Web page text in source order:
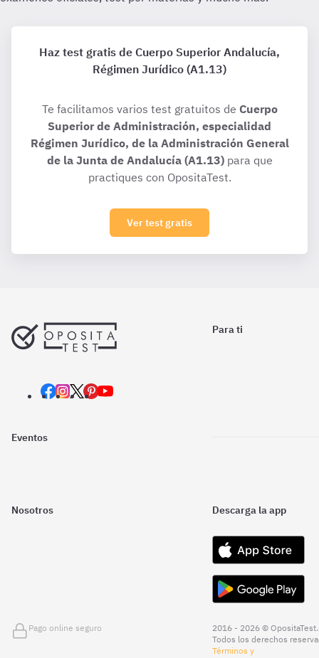
Haz test gratis de Cuerpo Superior Andalucía,
Régimen Jurídico (A1.13)
Te facilitamos varios test gratuitos de Cuerpo
Superior de Administración, especialidad
Régimen Jurídico, de la Administración General
de la Junta de Andalucía (A1.13)para que
practiques con OpositaTest.
Ver test gratis
Para ti
Eventos
Nosotros Descarga la app
Pago online seguro
2016 - 2026 © OpositaTest.
Todos los derechos
Términos y